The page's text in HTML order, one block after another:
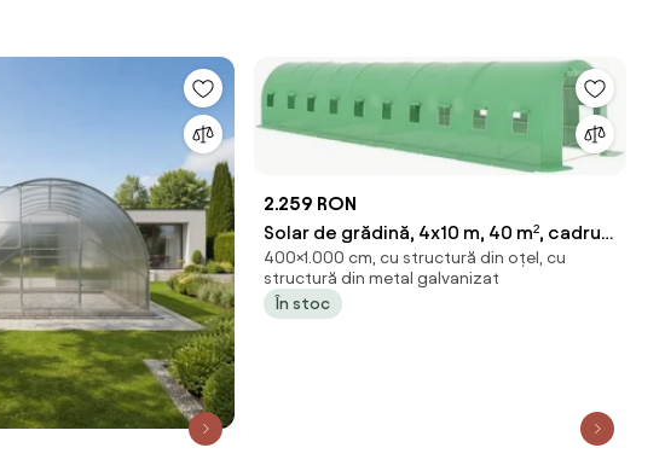
2.259 RON
Solar de grădină, 4x10 m, 40 m², cadru
din oțel, țeavă galvanizată, folie PE
armată, 20 ferestre rulante, rezistent
la UV, impermeabil, Verde,
400×1.000 cm, cu structură din oțel, cu
structură din metal galvanizat
În stoc